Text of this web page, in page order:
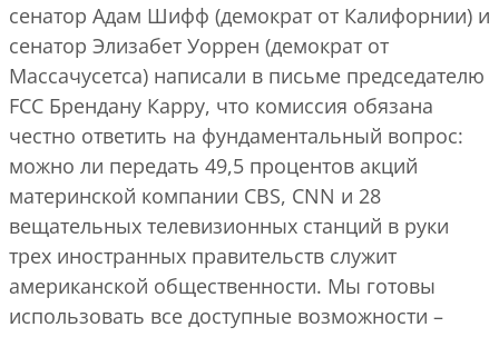
сенатор Адам Шифф (демократ от Калифорнии) и
сенатор Элизабет Уоррен (демократ от
Массачусетса) написали в письме председателю
FCC Брендану Карру, что комиссия обязана
честно ответить на фундаментальный вопрос:
можно ли передать 49,5 процентов акций
материнской компании CBS, CNN и 28
вещательных телевизионных станций в руки
трех иностранных правительств служит
американской общественности. Мы готовы
использовать все доступные возможности –